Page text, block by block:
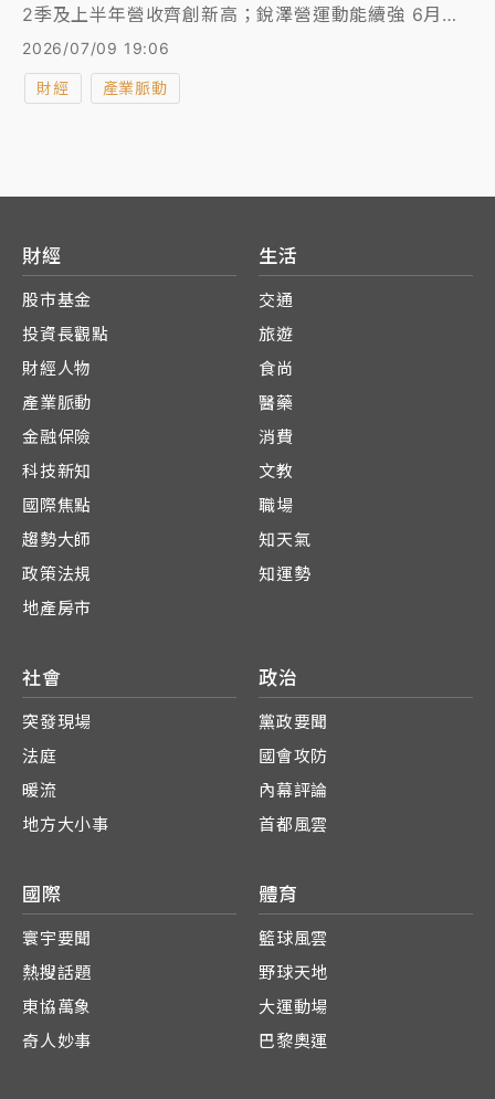
2季及上半年營收齊創新高；銳澤營運動能續強 6月、
第2季及上半年營收齊攻同期高；朋億* 6月、第2季營
收也雙雙改寫歷史新高。
2026/07/09 19:06
財經 產業脈動
財經
股市基金
投資長觀點
財經人物
產業脈動
金融保險
科技新知
國際焦點
趨勢大師
政策法規
地產房市
生活
交通
旅遊
食尚
醫藥
消費
文教
職場
知天氣
知運勢
社會
突發現場
法庭
暖流
地方大小事
政治
黨政要聞
國會攻防
內幕評論
首都風雲
國際
寰宇要聞
熱搜話題
東協萬象
奇人妙事
體育
籃球風雲
野球天地
大運動場
巴黎奧運